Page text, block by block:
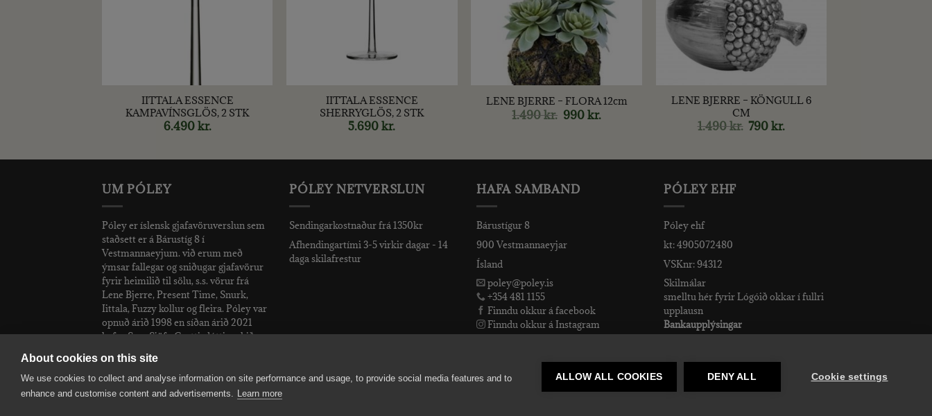
IITTALA ESSENCE
KAMPAVÍNSGLÖS, 2 STK
6.490kr.
IITTALA ESSENCE
SHERRYGLÖS, 2 STK
5.690kr.
LENE BJERRE – FLORA 12cm
1.490kr. Original
price
990kr.
LENE BJERRE – KÖNGULL 6
CM
1.490kr. Original
price
790kr.
UM PÓLEY
Póley er íslensk gjafavöruverslun sem
staðsett er á Bárustíg 8 í
Vestmannaeyjum. við erum með
ýmsar fallegar og sniðugar gjafavörur
fyrir heimilið til sölu, s.s. vörur frá
Lene Bjerre, Present Time, Snurk,
Iittala, Fuzzy kollur og fleira. Póley var
opnuð árið 1998 en síðan árið 2021
hefur Sara Sjöfn Grettisdóttir rekið
PÓLEY NETVERSLUN
Sendingarkostnaður frá 1350kr
Afhendingartími 3-5 virkir dagar - 14
daga skilafrestur
HAFA SAMBAND
Bárustígur 8
900 Vestmannaeyjar
Ísland
poley@poley.is
+354 481 1155
Finndu okkur á facebook
Finndu okkur á Instagram
Finndu okkur á Snapchat
PÓLEY EHF
Póley ehf
kt: 4905072480
VSKnr: 94312
Skilmálar
smelltu hér fyrir Lógóið okkar í fullri
upplausn
Bankaupplýsingar
reikningsnúmer: 582-26-5848
About cookies on this site
We use cookies to collect and analyse information on site performance and usage, to provide social media features and to
enhance and customise content and advertisements. Learn more
ALLOW ALL COOKIES DENY ALL Cookie settings